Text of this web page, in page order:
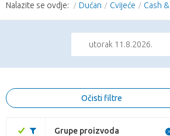
Nalazite se ovdje: Dućan Cvijeće Cash
utorak 11.8.2026.
Očisti filtre
Grupe proizvoda